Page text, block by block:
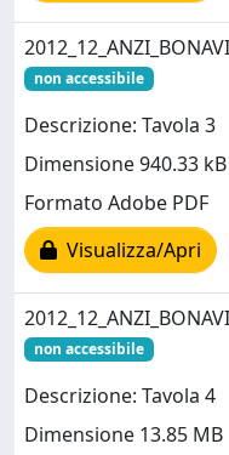
non accessibile
Descrizione: Tavola 3
Dimensione 940.33 kB
Formato Adobe PDF
Visualizza/Apri
non accessibile
Descrizione: Tavola 4
Dimensione 13.85 MB